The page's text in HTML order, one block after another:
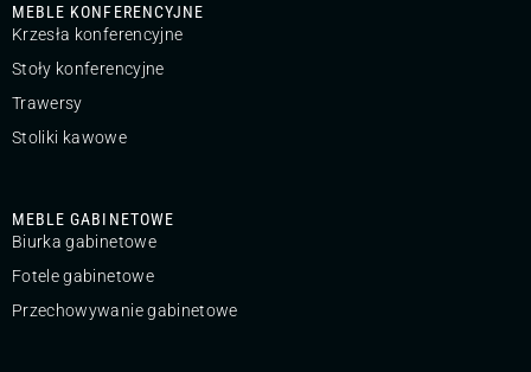
MEBLE KONFERENCYJNE
Krzesła konferencyjne
Stoły konferencyjne
Trawersy
Stoliki kawowe
MEBLE GABINETOWE
Biurka gabinetowe
Fotele gabinetowe
Przechowywanie gabinetowe